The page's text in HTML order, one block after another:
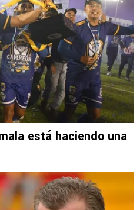
está haciendo una